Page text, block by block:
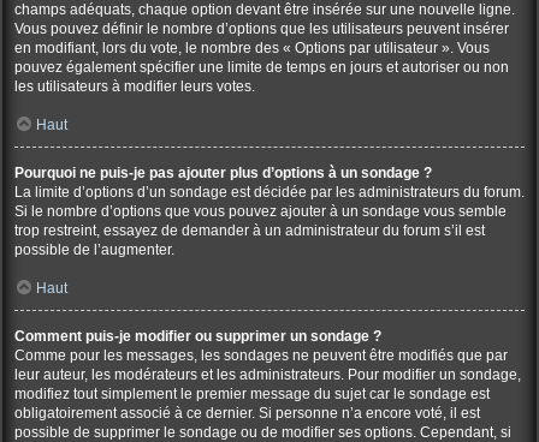
champs adéquats, chaque option devant être insérée sur une nouvelle ligne.
Vous pouvez définir le nombre d’options que les utilisateurs peuvent insérer
en modifiant, lors du vote, le nombre des « Options par utilisateur ». Vous
pouvez également spécifier une limite de temps en jours et autoriser ou non
les utilisateurs à modifier leurs votes.
Haut
Pourquoi ne puis-je pas ajouter plus d’options à un sondage ?
La limite d’options d’un sondage est décidée par les administrateurs du forum.
Si le nombre d’options que vous pouvez ajouter à un sondage vous semble
trop restreint, essayez de demander à un administrateur du forum s’il est
possible de l’augmenter.
Haut
Comment puis-je modifier ou supprimer un sondage ?
Comme pour les messages, les sondages ne peuvent être modifiés que par
leur auteur, les modérateurs et les administrateurs. Pour modifier un sondage,
modifiez tout simplement le premier message du sujet car le sondage est
obligatoirement associé à ce dernier. Si personne n’a encore voté, il est
possible de supprimer le sondage ou de modifier ses options. Cependant, si